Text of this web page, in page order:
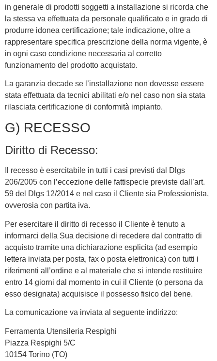
in generale di prodotti soggetti a installazione si ricorda che
la stessa va effettuata da personale qualificato e in grado di
produrre idonea certificazione; tale indicazione, oltre a
rappresentare specifica prescrizione della norma vigente, è
in ogni caso condizione necessaria al corretto
funzionamento del prodotto acquistato.
La garanzia decade se l’installazione non dovesse essere
stata effettuata da tecnici abilitati e/o nel caso non sia stata
rilasciata certificazione di conformità impianto.
G) RECESSO
Diritto di Recesso:
Il recesso è esercitabile in tutti i casi previsti dal Dlgs
206/2005 con l’eccezione delle fattispecie previste dall’art.
59 del Dlgs 12/2014 e nel caso il Cliente sia Professionista,
ovverosia con partita iva.
Per esercitare il diritto di recesso il Cliente è tenuto a
informarci della Sua decisione di recedere dal contratto di
acquisto tramite una dichiarazione esplicita (ad esempio
lettera inviata per posta, fax o posta elettronica) con tutti i
riferimenti all’ordine e al materiale che si intende restituire
entro 14 giorni dal momento in cui il Cliente (o persona da
esso designata) acquisisce il possesso fisico del bene.
La comunicazione va inviata al seguente indirizzo:
Ferramenta Utensileria Respighi
Piazza Respighi 5/C
10154 Torino (TO)